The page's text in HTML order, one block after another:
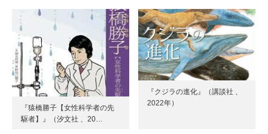
『猿橋勝子【女性科学者の先
駆者】』（汐文社 、20…
『クジラの進化』（講談社 、
2022年）